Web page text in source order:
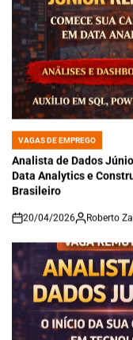
POSTED
IN
VAGAS DE EMPREGO
Analista de Dados
Data Analytics e
Brasileiro
on
20/04/2026 Roberto